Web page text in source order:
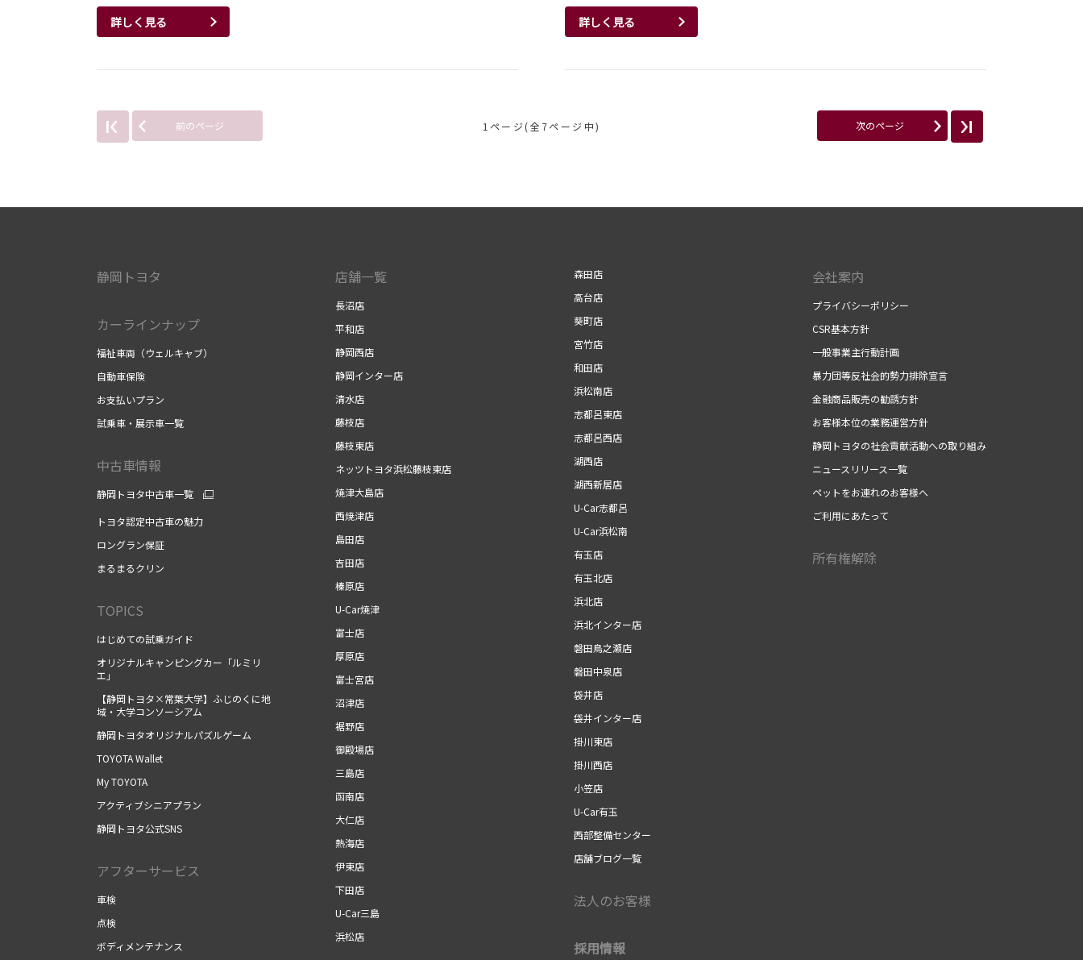
詳しく見る 詳しく見る
前のページ 1ページ(全7ページ中) 次のページ
静岡トヨタ
カーラインナップ
福祉車両（ウェルキャブ）
自動車保険
お支払いプラン
試乗車・展示車一覧
中古車情報
静岡トヨタ中古車一覧
トヨタ認定中古車の魅力
ロングラン保証
まるまるクリン
TOPICS
はじめての試乗ガイド
オリジナルキャンピングカー「ルミリ
エ」
【静岡トヨタ×常葉大学】ふじのくに地
域・大学コンソーシアム
静岡トヨタオリジナルパズルゲーム
TOYOTA Wallet
My TOYOTA
アクティブシニアプラン
静岡トヨタ公式SNS
アフターサービス
車検
点検
ボディメンテナンス
店舗一覧
長沼店
平和店
静岡西店
静岡インター店
清水店
藤枝店
藤枝東店
ネッツトヨタ浜松藤枝東店
焼津大島店
西焼津店
島田店
吉田店
榛原店
U-Car焼津
富士店
厚原店
富士宮店
沼津店
裾野店
御殿場店
三島店
函南店
大仁店
熱海店
伊東店
下田店
U-Car三島
浜松店
森田店
高台店
葵町店
宮竹店
和田店
浜松南店
志都呂東店
志都呂西店
湖西店
湖西新居店
U-Car志都呂
U-Car浜松南
有玉店
有玉北店
浜北店
浜北インター店
磐田鳥之瀬店
磐田中泉店
袋井店
袋井インター店
掛川東店
掛川西店
小笠店
U-Car有玉
西部整備センター
店舗ブログ一覧
法人のお客様
採用情報
会社案内
プライバシーポリシー
CSR基本方針
一般事業主行動計画
暴力団等反社会的勢力排除宣言
金融商品販売の勧誘方針
お客様本位の業務運営方針
静岡トヨタの社会貢献活動への取り組み
ニュースリリース一覧
ペットをお連れのお客様へ
ご利用にあたって
所有権解除